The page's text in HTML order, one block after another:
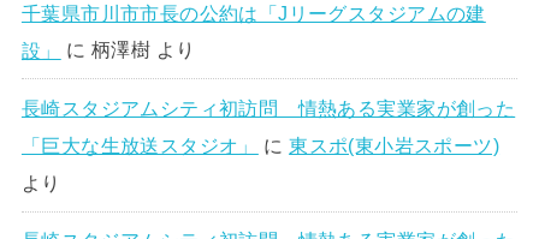
千葉県市川市市長の公約は「Jリーグスタジアムの建
設」
に 柄澤樹 より
長崎スタジアムシティ初訪問 情熱ある実業家が創った
「巨大な生放送スタジオ」
に東スポ(東小岩スポーツ)
より